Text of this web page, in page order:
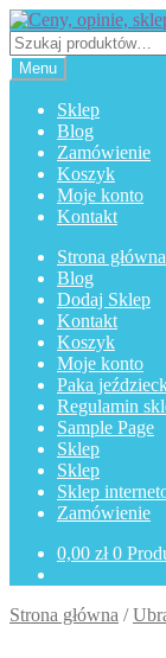
Przejdź
do
nawigacji
Przejdź
do
treści
Szukaj:
Menu
Sklep
Blog
Zamówienie
Koszyk
Moje konto
Kontakt
Strona główna
Blog
Dodaj Sklep
Kontakt
Koszyk
Moje konto
Paka
Regulamin
Sample Page
Sklep
Sklep
Sklep
Zamówienie
0,00 zł 0
Strona główna /